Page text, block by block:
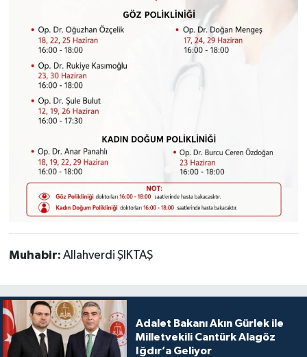
Muhabir: Allahverdi ŞIKTAŞ
Adalet Bakanı Akın Gürlek ile
Milletvekili Cantürk Alagöz
Iğdır’a Geliyor